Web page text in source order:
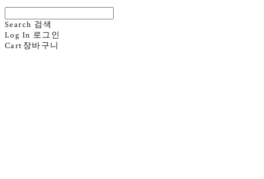
Search 검색
Log In 로그인
Cart 장바구니